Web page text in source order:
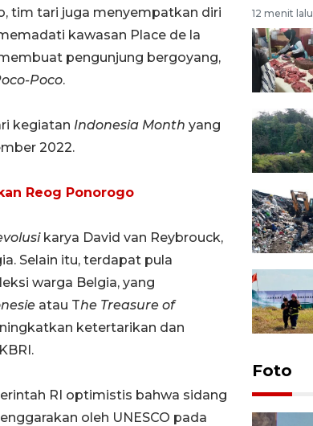
tim tari juga menyempatkan diri
kawasan Place de la
pengunjung bergoyang,
Poco.
kegiatan Indonesia Month yang
2022.
Reog Ponorogo
karya David van Reybrouck,
Selain itu, terdapat pula
warga Belgia, yang
atau The Treasure of
ketertarikan dan
RI optimistis bahwa sidang
oleh UNESCO pada
12 menit lalu
Foto